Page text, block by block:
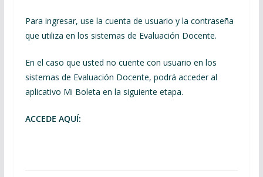
Para ingresar, use la cuenta de usuario y la contraseña
que utiliza en los sistemas de Evaluación Docente.
En el caso que usted no cuente con usuario en los
sistemas de Evaluación Docente, podrá acceder al
aplicativo Mi Boleta en la siguiente etapa.
ACCEDE AQUÍ: